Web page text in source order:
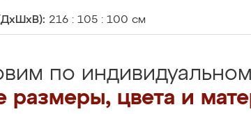
216 : 105 : 100 см
по
размеры, цвета и